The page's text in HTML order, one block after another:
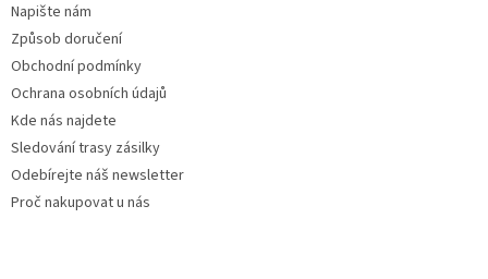
Napište nám
Způsob doručení
Obchodní podmínky
Ochrana osobních údajů
Kde nás najdete
Sledování trasy zásilky
Odebírejte náš newsletter
Proč nakupovat u nás